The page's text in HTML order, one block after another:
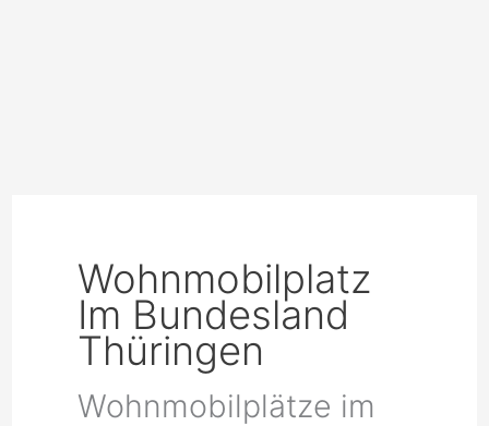
Wohnmobilplatz
Im Bundesland
Thüringen
Wohnmobilplätze im